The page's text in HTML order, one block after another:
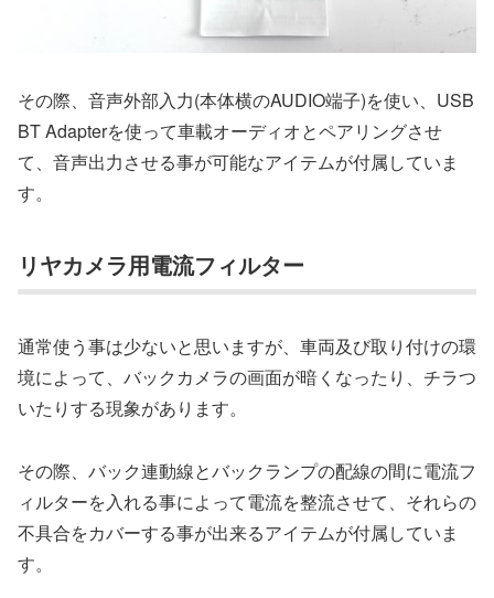
その際、音声外部入力(本体横のAUDIO端子)を使い、USB
BT Adapterを使って車載オーディオとペアリングさせ
て、音声出力させる事が可能なアイテムが付属していま
す。
リヤカメラ用電流フィルター
通常使う事は少ないと思いますが、車両及び取り付けの環
境によって、バックカメラの画面が暗くなったり、チラつ
いたりする現象があります。
その際、バック連動線とバックランプの配線の間に電流フ
ィルターを入れる事によって電流を整流させて、それらの
不具合をカバーする事が出来るアイテムが付属していま
す。